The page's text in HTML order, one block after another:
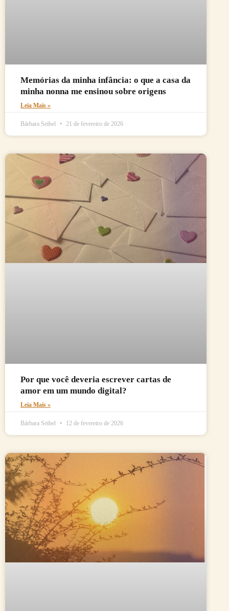
Memórias da minha infância: o que a casa da
minha nonna me ensinou sobre origens
Leia Mais »
Bárbara Seibel 21 de fevereiro de 2026
Por que você deveria escrever cartas de
amor em um mundo digital?
Leia Mais »
Bárbara Seibel 12 de fevereiro de 2026